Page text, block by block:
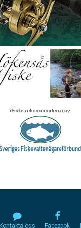
Kontakta oss Facebook